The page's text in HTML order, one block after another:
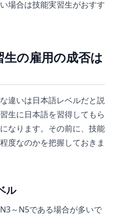
場合は技能実習生がおすす
の雇用の成否は
違いは日本語レベルだと説
生に日本語を習得してもら
なります。その前に、技能
度なのかを把握しておきま
ル
～N5である場合が多いで